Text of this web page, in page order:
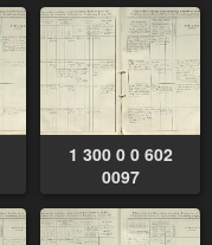
1 300 0 0 602
0097